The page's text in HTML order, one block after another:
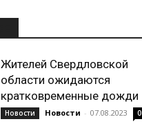
Жителей Свердловской
области ожидаются
кратковременные дожди
Новости Новости - 07.08.2023 0